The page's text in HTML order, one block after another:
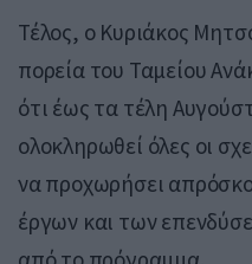
Τέλος, ο Κυριάκος
πορεία του Ταμείου
ότι έως τα τέλη
ολοκληρωθεί όλες οι
να προχωρήσει
έργων και των